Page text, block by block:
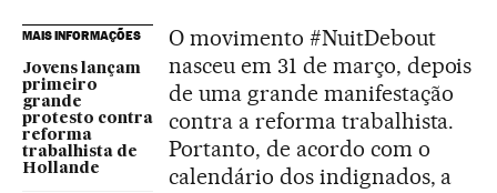
MAIS INFORMAÇÕES
Jovens lançam
primeiro
grande
protesto contra
reforma
trabalhista de
Hollande
O movimento #NuitDebout
nasceu em 31 de março, depois
de uma grande manifestação
contra a reforma trabalhista.
Portanto, de acordo com o
calendário dos indignados, a